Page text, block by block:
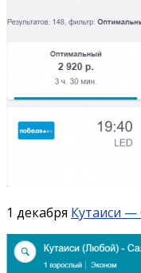
1 декабря Кутаиси —